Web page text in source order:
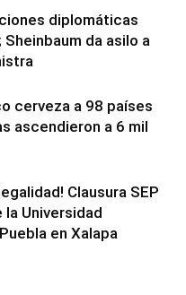
diplomáticas
da asilo a
cerveza a 98 países
ascendieron a 6 mil
Clausura SEP
Universidad
en Xalapa